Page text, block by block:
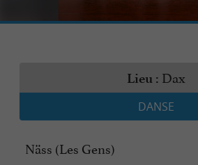
Lieu : Dax
DANSE
Näss (Les Gens)